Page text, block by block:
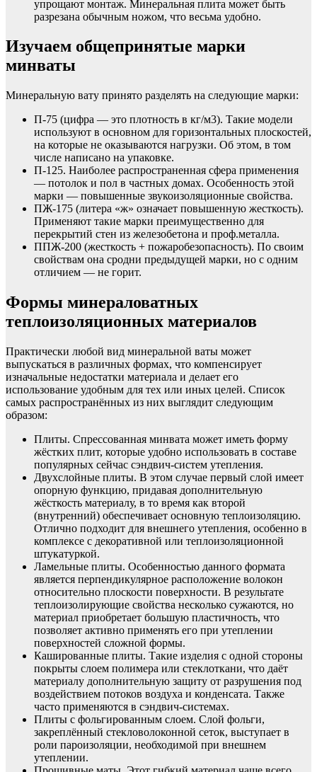
упрощают монтаж. Минеральная плита может быть
разрезана обычным ножом, что весьма удобно.
Изучаем общепринятые марки
минваты
Минеральную вату принято разделять на следующие марки:
П-75 (цифра — это плотность в кг/м3). Такие модели
используют в основном для горизонтальных плоскостей,
на которые не оказываются нагрузки. Об этом, в том
числе написано на упаковке.
П-125. Наиболее распространенная сфера применения
— потолок и пол в частных домах. Особенность этой
марки — повышенные звукоизоляционные свойства.
ПЖ-175 (литера «ж» означает повышенную жесткость).
Применяют такие марки преимущественно для
перекрытий стен из железобетона и проф.металла.
ППЖ-200 (жесткость + пожаробезопасность). По своим
свойствам она сродни предыдущей марки, но с одним
отличием — не горит.
Формы минераловатных
теплоизоляционных материалов
Практически любой вид минеральной ваты может
выпускаться в различных формах, что компенсирует
изначальные недостатки материала и делает его
использование удобным для тех или иных целей. Список
самых распространённых из них выглядит следующим
образом:
Плиты. Спрессованная минвата может иметь форму
жёстких плит, которые удобно использовать в составе
популярных сейчас сэндвич-систем утепления.
Двухслойные плиты. В этом случае первый слой имеет
опорную функцию, придавая дополнительную
жёсткость материалу, в то время как второй
(внутренний) обеспечивает основную теплоизоляцию.
Отлично подходит для внешнего утепления, особенно в
комплексе с декоративной или теплоизоляционной
штукатуркой.
Ламельные плиты. Особенностью данного формата
является перпендикулярное расположение волокон
относительно плоскости поверхности. В результате
теплоизолирующие свойства несколько сужаются, но
материал приобретает большую пластичность, что
позволяет активно применять его при утеплении
поверхностей сложной формы.
Кашированные плиты. Такие изделия с одной стороны
покрыты слоем полимера или стеклоткани, что даёт
материалу дополнительную защиту от разрушения под
воздействием потоков воздуха и конденсата. Также
часто применяются в сэндвич-системах.
Плиты с фольгированным слоем. Слой фольги,
закреплённый стекловолоконной сеток, выступает в
роли пароизоляции, необходимой при внешнем
утеплении.